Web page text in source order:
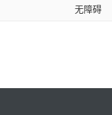
无障碍